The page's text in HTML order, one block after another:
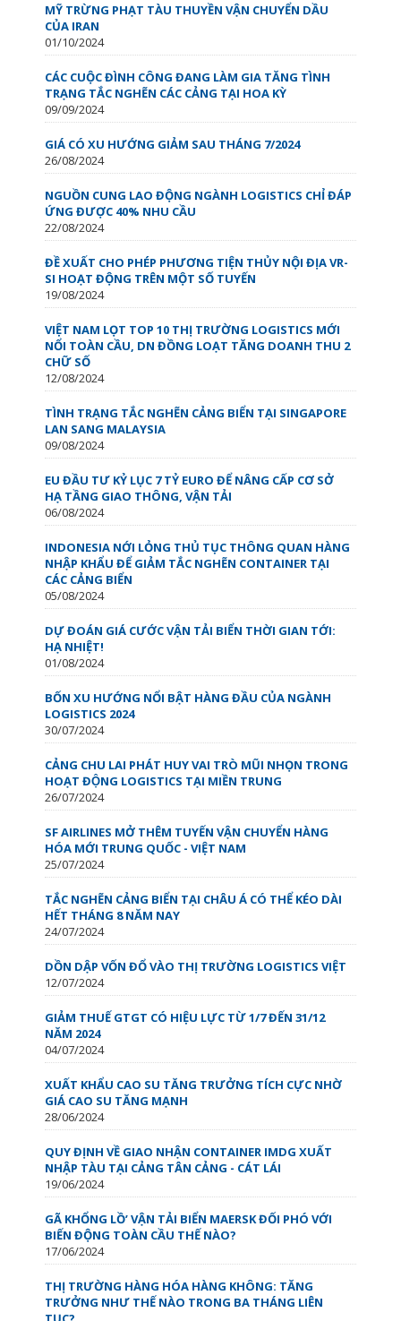
MỸ TRỪNG PHẠT TÀU THUYỀN VẬN CHUYỂN DẦU
CỦA IRAN
01/10/2024
CÁC CUỘC ĐÌNH CÔNG ĐANG LÀM GIA TĂNG TÌNH
TRẠNG TẮC NGHẼN CÁC CẢNG TẠI HOA KỲ
09/09/2024
GIÁ CÓ XU HƯỚNG GIẢM SAU THÁNG 7/2024
26/08/2024
NGUỒN CUNG LAO ĐỘNG NGÀNH LOGISTICS CHỈ ĐÁP
ỨNG ĐƯỢC 40% NHU CẦU
22/08/2024
ĐỀ XUẤT CHO PHÉP PHƯƠNG TIỆN THỦY NỘI ĐỊA VR-
SI HOẠT ĐỘNG TRÊN MỘT SỐ TUYẾN
19/08/2024
VIỆT NAM LỌT TOP 10 THỊ TRƯỜNG LOGISTICS MỚI
NỔI TOÀN CẦU, DN ĐỒNG LOẠT TĂNG DOANH THU 2
CHỮ SỐ
12/08/2024
TÌNH TRẠNG TẮC NGHẼN CẢNG BIỂN TẠI SINGAPORE
LAN SANG MALAYSIA
09/08/2024
EU ĐẦU TƯ KỶ LỤC 7 TỶ EURO ĐỂ NÂNG CẤP CƠ SỞ
HẠ TẦNG GIAO THÔNG, VẬN TẢI
06/08/2024
INDONESIA NỚI LỎNG THỦ TỤC THÔNG QUAN HÀNG
NHẬP KHẨU ĐỂ GIẢM TẮC NGHẼN CONTAINER TẠI
CÁC CẢNG BIỂN
05/08/2024
DỰ ĐOÁN GIÁ CƯỚC VẬN TẢI BIỂN THỜI GIAN TỚI:
HẠ NHIỆT!
01/08/2024
BỐN XU HƯỚNG NỔI BẬT HÀNG ĐẦU CỦA NGÀNH
LOGISTICS 2024
30/07/2024
CẢNG CHU LAI PHÁT HUY VAI TRÒ MŨI NHỌN TRONG
HOẠT ĐỘNG LOGISTICS TẠI MIỀN TRUNG
26/07/2024
SF AIRLINES MỞ THÊM TUYẾN VẬN CHUYỂN HÀNG
HÓA MỚI TRUNG QUỐC - VIỆT NAM
25/07/2024
TẮC NGHẼN CẢNG BIỂN TẠI CHÂU Á CÓ THỂ KÉO DÀI
HẾT THÁNG 8 NĂM NAY
24/07/2024
DỒN DẬP VỐN ĐỔ VÀO THỊ TRƯỜNG LOGISTICS VIỆT
12/07/2024
GIẢM THUẾ GTGT CÓ HIỆU LỰC TỪ 1/7 ĐẾN 31/12
NĂM 2024
04/07/2024
XUẤT KHẨU CAO SU TĂNG TRƯỞNG TÍCH CỰC NHỜ
GIÁ CAO SU TĂNG MẠNH
28/06/2024
QUY ĐỊNH VỀ GIAO NHẬN CONTAINER IMDG XUẤT
NHẬP TÀU TẠI CẢNG TÂN CẢNG - CÁT LÁI
19/06/2024
GÃ KHỔNG LỒ’ VẬN TẢI BIỂN MAERSK ĐỐI PHÓ VỚI
BIẾN ĐỘNG TOÀN CẦU THẾ NÀO?
17/06/2024
THỊ TRƯỜNG HÀNG HÓA HÀNG KHÔNG: TĂNG
TRƯỞNG NHƯ THẾ NÀO TRONG BA THÁNG LIÊN